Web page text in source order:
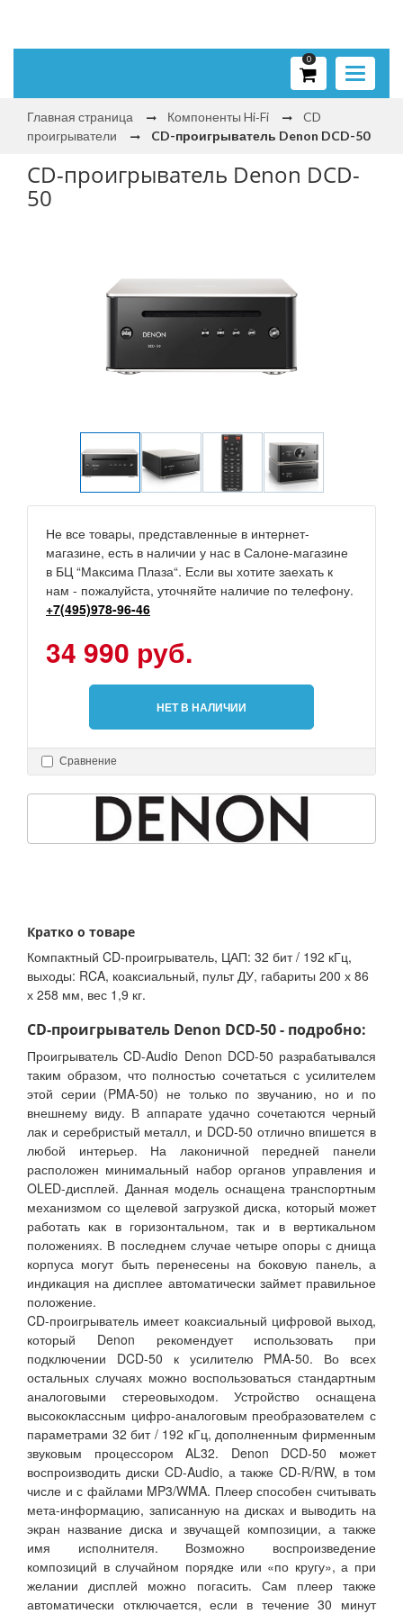
Toggle
0
Главная страница Компоненты Hi‑Fi
CD
проигрыватели
CD-проигрыватель Denon DCD-50
CD-проигрыватель Denon DCD-
50
Не все товары, представленные в интернет-
магазине, есть в наличии у нас в Салоне-магазине
в БЦ “Максима Плаза“. Если вы хотите заехать к
нам - пожалуйста, уточняйте наличие по телефону.
+7(495)978-96-46
34 990 руб.
НЕТ В НАЛИЧИИ
Сравнение
Кратко о товаре
Компактный CD-проигрыватель, ЦАП: 32 бит / 192 кГц,
выходы: RCA, коаксиальный, пульт ДУ, габариты 200 х 86
х 258 мм, вес 1,9 кг.
CD-проигрыватель Denon DCD-50 - подробно:
Проигрыватель CD-Audio Denon DCD-50 разрабатывался
таким образом, что полностью сочетаться с усилителем
этой серии (PMA-50) не только по звучанию, но и по
внешнему виду. В аппарате удачно сочетаются черный
лак и серебристый металл, и DCD-50 отлично впишется в
любой интерьер. На лаконичной передней панели
расположен минимальный набор органов управления и
OLED-дисплей. Данная модель оснащена транспортным
механизмом со щелевой загрузкой диска, который может
работать как в горизонтальном, так и в вертикальном
положениях. В последнем случае четыре опоры с днища
корпуса могут быть перенесены на боковую панель, а
индикация на дисплее автоматически займет правильное
положение.
CD-проигрыватель имеет коаксиальный цифровой выход,
который Denon рекомендует использовать при
подключении DCD-50 к усилителю PMA-50. Во всех
остальных случаях можно воспользоваться стандартным
аналоговыми стереовыходом. Устройство оснащена
высококлассным цифро-аналоговым преобразователем с
параметрами 32 бит / 192 кГц, дополненным фирменным
звуковым процессором AL32. Denon DCD-50 может
воспроизводить диски CD-Audio, а также CD-R/RW, в том
числе и с файлами MP3/WMA. Плеер способен считывать
мета-информацию, записанную на дисках и выводить на
экран название диска и звучащей композиции, а также
имя исполнителя. Возможно воспроизведение
композиций в случайном порядке или «по кругу», а при
желании дисплей можно погасить. Сам плеер также
автоматически отключается, если в течение 30 минут